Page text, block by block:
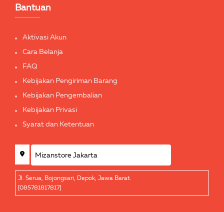
Bantuan
Aktivasi Akun
Cara Belanja
FAQ
Kebijakan Pengiriman Barang
Kebijakan Pengembalian
Kebijakan Privasi
Syarat dan Ketentuan
Jl. Serua, Bojongsari, Depok, Jawa Barat.
[085781817817]